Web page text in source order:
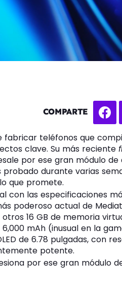
COMPARTE
fabricar teléfonos que
clave. Su más reciente
por ese gran módulo
probado durante varias
que promete.
con las especificaciones
poderoso actual de
16 GB de memoria
mAh (inusual en la
de 6.78 pulgadas, con
potente.
por ese gran módulo